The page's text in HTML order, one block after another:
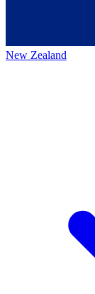
New Zealand